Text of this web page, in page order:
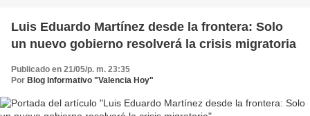
Luis Eduardo Martínez desde la frontera: Solo
un nuevo gobierno resolverá la crisis migratoria
Publicado en 21/05/p. m. 23:35
Por Blog Informativo "Valencia Hoy"